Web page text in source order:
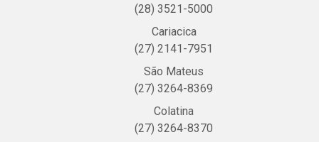
(28) 3521-5000
Cariacica
(27) 2141-7951
São Mateus
(27) 3264-8369
Colatina
(27) 3264-8370